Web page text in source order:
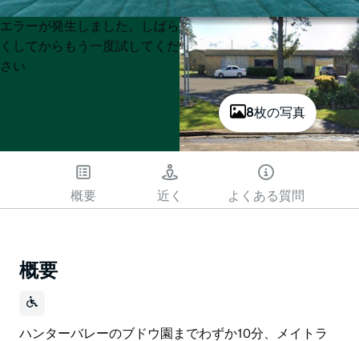
8枚の写真
Product
List
Product
List
エラーが発生しました。しばら
くしてからもう一度試してくだ
さい
概要 近く よくある質問
概要
ハンターバレーのブドウ園までわずか10分、メイトラ